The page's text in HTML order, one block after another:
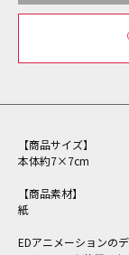
【商品サイズ】
本体約7×7cm
【商品素材】
紙
EDアニメーションの